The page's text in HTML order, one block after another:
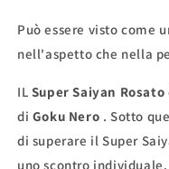
Può essere visto come
nell'aspetto che nella
IL Super Saiyan Rosato
di Goku Nero . Sotto
di superare il Super
uno scontro